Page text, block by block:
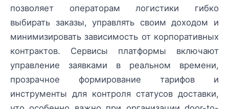
позволяет операторам логистики гибко
выбирать заказы, управлять своим доходом и
минимизировать зависимость от корпоративных
контрактов. Сервисы платформы включают
управление заявками в реальном времени,
прозрачное формирование тарифов и
инструменты для контроля статусов доставки,